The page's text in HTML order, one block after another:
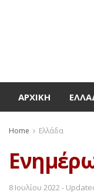
ΑΡΧΙΚΉ
Home Ελλάδα
8 Ιουλίου 2022 -